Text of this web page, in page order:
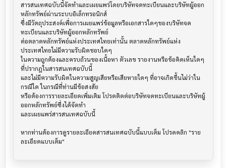
สารสนเทศฉบับนี้จัดทำและเผยแพร่โดยบริษัทจดทะเบียนและบริษัทผู้ออก
หลักทรัพย์ผ่านระบบอิเล็กทรอนิกส์
ซึ่งมีวัตถุประสงค์เพื่อการเผยแพร่ข้อมูลหรือเอกสารใดๆของบริษัทจด
ทะเบียนและบริษัทผู้ออกหลักทรัพย์
ต่อตลาดหลักทรัพย์แห่งประเทศไทยเท่านั้น ตลาดหลักทรัพย์แห่ง
ประเทศไทยไม่มีความรับผิดชอบใดๆ
ในความถูกต้องและครบถ้วนของเนื้อหา ตัวเลข รายงานหรือข้อคิดเห็นใดๆ
ที่ปรากฎในสารสนเทศฉบับนี้
และไม่มีความรับผิดในความสูญเสียหรือเสียหายใดๆ ที่อาจเกิดขึ้นไม่ว่าใน
กรณีใด ในกรณีที่ท่านมีข้อสงสัย
หรือต้องการรายละเอียดเพิ่มเติม โปรดติดต่อบริษัทจดทะเบียนและบริษัทผู้
ออกหลักทรัพย์ซึ่งได้จัดทำ
และเผยแพร่สารสนเทศฉบับนี้
หากท่านต้องการดูรายละเอียดสารสนเทศฉบับนี้แบบเต็ม โปรดคลิก "ราย